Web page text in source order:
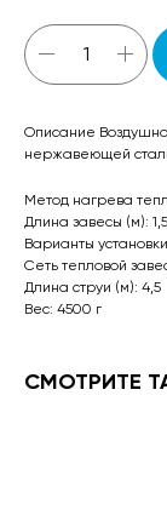
Описание
нержавеющей
Метод нагрева
Длина завесы (м): 1,5
Варианты
Сеть тепловой
Длина струи (м): 4,5
Вес: 4500 г
СМОТРИТЕ